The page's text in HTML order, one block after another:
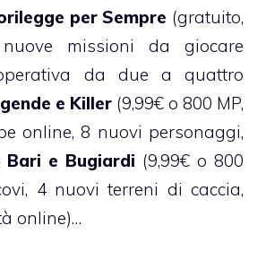
per Sempre (gratuito,
missioni da giocare
da due a quattro
e Killer (9,99€ o 800 MP,
online, 8 nuovi personaggi,
Bari e Bugiardi (9,99€ o 800
4 nuovi terreni di caccia,
online)…